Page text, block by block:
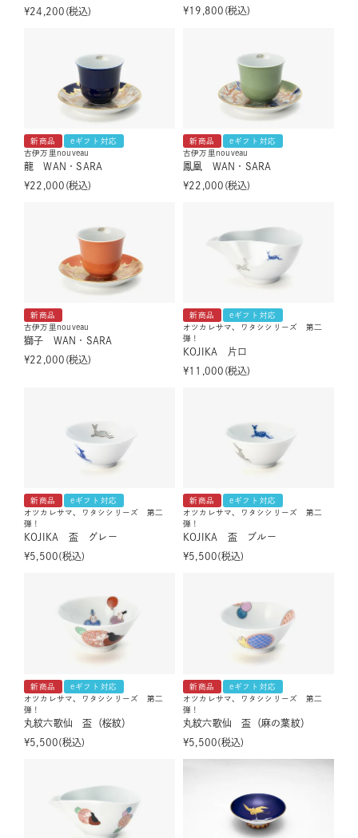
¥24,200 税込
¥19,800 税込
新商品
eギフト対応
古伊万里nouveau
龍 WAN・SARA
¥22,000 税込
新商品
eギフト対応
古伊万里nouveau
鳳凰 WAN・SARA
¥22,000 税込
新商品
古伊万里nouveau
獅子 WAN・SARA
¥22,000 税込
新商品
eギフト対応
オツカレサマ、ワタシシリーズ 第二
弾！
KOJIKA 片口
¥11,000 税込
新商品
eギフト対応
オツカレサマ、ワタシシリーズ 第二
弾！
KOJIKA 盃 グレー
¥5,500 税込
新商品
eギフト対応
オツカレサマ、ワタシシリーズ 第二
弾！
KOJIKA 盃 ブルー
¥5,500 税込
新商品
eギフト対応
オツカレサマ、ワタシシリーズ 第二
弾！
丸紋六歌仙 盃（桜紋）
¥5,500 税込
新商品
eギフト対応
オツカレサマ、ワタシシリーズ 第二
弾！
丸紋六歌仙 盃（麻の葉紋）
¥5,500 税込